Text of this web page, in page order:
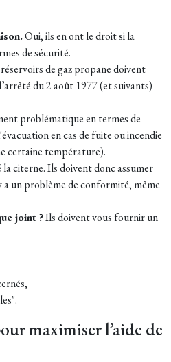
Oui, ils en ont le droit si la
de sécurité.
réservoirs de gaz propane doivent
du 2 août 1977 (et suivants)
problématique en termes de
en cas de fuite ou incendie
certaine température).
citerne. Ils doivent donc assumer
a un problème de conformité, même
joint ?Ils doivent vous fournir un
maximiser l’aide de